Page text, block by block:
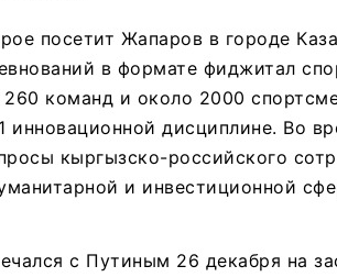
посетит Жапаров в городе
в формате фиджитал
команд и около 2000
инновационной дисциплине. Во
кыргызско-российского
и инвестиционной
с Путиным 26 декабря на